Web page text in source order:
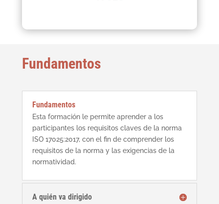
Fundamentos
Fundamentos
Esta formación le permite aprender a los
participantes los requisitos claves de la norma
ISO 17025:2017, con el fin de comprender los
requisitos de la norma y las exigencias de la
normatividad.
A quién va dirigido